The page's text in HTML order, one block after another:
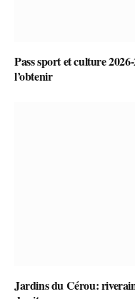
Pass sport et culture
l’obtenir
Jardins du Cérou: